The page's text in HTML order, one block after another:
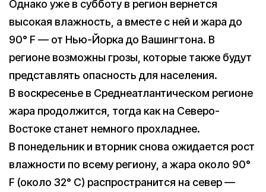
Однако уже в субботу в регион вернется
высокая влажность, а вместе с ней и жара до
90° F — от Нью-Йорка до Вашингтона. В
регионе возможны грозы, которые также будут
представлять опасность для населения.
В воскресенье в Среднеатлантическом регионе
жара продолжится, тогда как на Северо-
Востоке станет немного прохладнее.
В понедельник и вторник снова ожидается рост
влажности по всему региону, а жара около 90°
F (около 32° C) распространится на север —